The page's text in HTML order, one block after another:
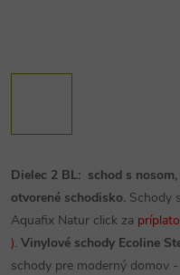
Dielec 2 BL: schod s
otvorené schodisko. Schody
Aquafix Natur click za
). Vinylové schody Ecoline
schody pre moderný domov